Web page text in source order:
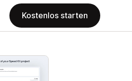
Kostenlos starten